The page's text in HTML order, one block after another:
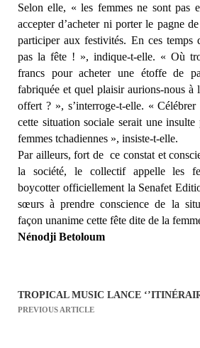
Selon elle, « les femmes ne sont pas
accepter d’acheter ni porter le pagne
participer aux festivités. En ces temps
pas la fête ! », indique-t-elle. « Où
francs pour acheter une étoffe de
fabriquée et quel plaisir aurions-nous à
offert ? », s’interroge-t-elle. «
cette situation sociale serait une insulte
femmes tchadiennes », insiste-t-elle.
Par ailleurs, fort de ce constat et
la société, le collectif appelle les
boycotter officiellement la Senafet
sœurs à prendre conscience de la
façon unanime cette fête dite de la
Nénodji Betoloum
N
TROPICAL MUSIC LANCE
PREVIOUS ARTICLE